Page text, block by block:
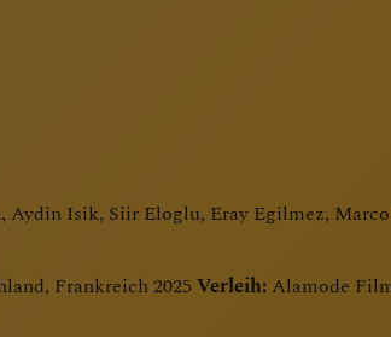
Isik, Siir Eloglu, Eray Egilmez,
Frankreich 2025 Verleih: Alamode